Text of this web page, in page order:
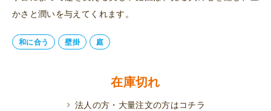
かさと潤いを与えてくれます。
和に合う 壁掛 庭
在庫切れ
法人の方・大量注文の方はコチラ